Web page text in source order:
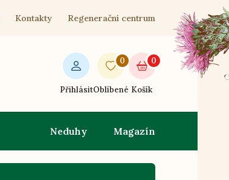
Kontakty Regenerační centrum
Přihlásit
0
Oblíbené
0
Košík
Neduhy Magazín